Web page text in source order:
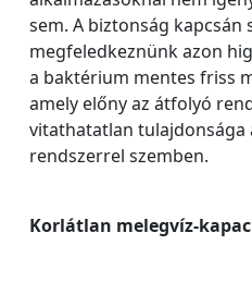
sem. A biztonság kapcsán
megfeledkeznünk azon
a baktérium mentes friss
amely előny az átfolyó
vitathatatlan tulajdonsága
rendszerrel szemben.
Korlátlan melegvíz-